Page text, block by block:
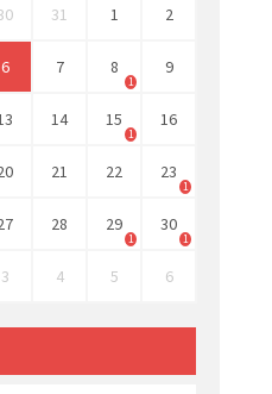
31 1 2
6 7 8
1
9
14 15
1
16
21 22 23
1
28 29
1
30
1
3 4 5 6